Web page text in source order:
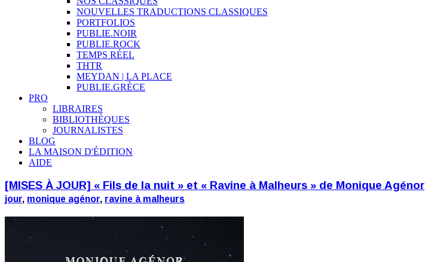
NOUVELLES TRADUCTIONS CLASSIQUES
PORTFOLIOS
PUBLIE.NOIR
PUBLIE.ROCK
TEMPS RÉEL
THTR
MEYDAN | LA PLACE
PUBLIE.GRÈCE
PRO
LIBRAIRES
BIBLIOTHÈQUES
JOURNALISTES
BLOG
LA MAISON D'ÉDITION
AIDE
[MISES À JOUR] « Fils de la nuit » et « Ravine à Malheurs » de Monique Agénor
jour, monique agénor, ravine à malheurs